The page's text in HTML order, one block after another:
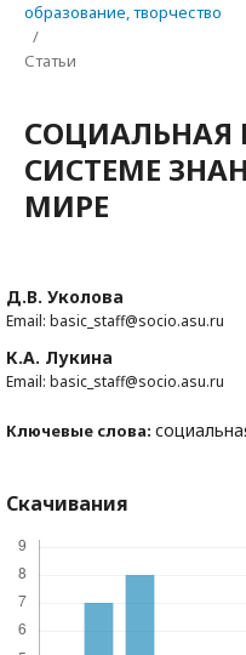
образование, творчество
/
Статьи
СОЦИАЛЬНАЯ
СИСТЕМЕ
МИРЕ
Д.В. Уколова
Email: basic_staff@socio.asu.ru
К.А. Лукина
Email: basic_staff@socio.asu.ru
Ключевые слова:
Скачивания